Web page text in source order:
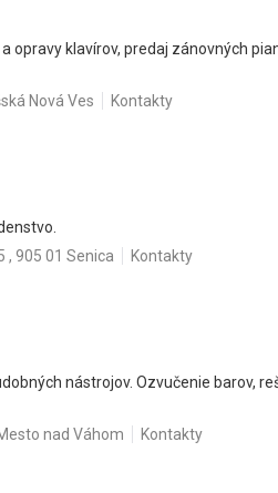
opravy klavírov, predaj zánovných
Nová Ves Kontakty
, 905 01 Senica Kontakty
nástrojov. Ozvučenie barov,
nad Váhom Kontakty